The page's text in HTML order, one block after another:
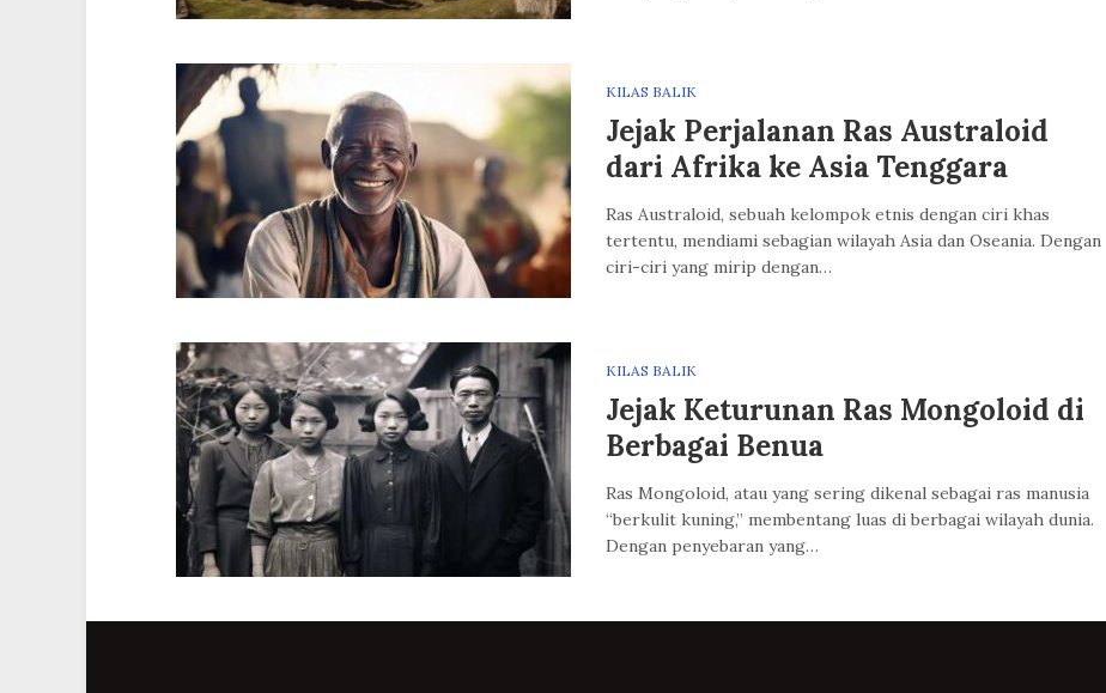
KILAS BALIK
Jejak Perjalanan Ras Australoid
dari Afrika ke Asia Tenggara
Ras Australoid, sebuah kelompok etnis dengan ciri khas
tertentu, mendiami sebagian wilayah Asia dan Oseania. Dengan
ciri-ciri yang mirip dengan…
KILAS BALIK
Jejak Keturunan Ras Mongoloid di
Berbagai Benua
Ras Mongoloid, atau yang sering dikenal sebagai ras manusia
“berkulit kuning,” membentang luas di berbagai wilayah dunia.
Dengan penyebaran yang…